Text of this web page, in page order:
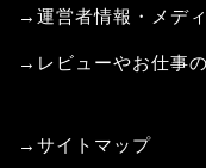
→運営者情報・メデ
→レビューやお仕事
→サイトマップ